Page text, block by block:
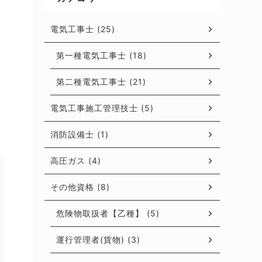
電気工事士 (25)
第一種電気工事士 (18)
第二種電気工事士 (21)
電気工事施工管理技士 (5)
消防設備士 (1)
高圧ガス (4)
その他資格 (8)
危険物取扱者【乙種】 (5)
運行管理者(貨物) (3)